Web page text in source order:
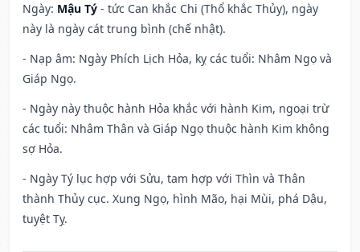
Ngày: Mậu Tý - tức Can khắc Chi (Thổ khắc Thủy), ngày
này là ngày cát trung bình (chế nhật).
- Nạp âm: Ngày Phích Lịch Hỏa, kỵ các tuổi: Nhâm Ngọ và
Giáp Ngọ.
- Ngày này thuộc hành Hỏa khắc với hành Kim, ngoại trừ
các tuổi: Nhâm Thân và Giáp Ngọ thuộc hành Kim không
sợ Hỏa.
- Ngày Tý lục hợp với Sửu, tam hợp với Thìn và Thân
thành Thủy cục. Xung Ngọ, hình Mão, hại Mùi, phá Dậu,
tuyệt Tỵ.